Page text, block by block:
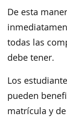
De esta
todas las
debe tener.
Los
pueden
matrícula y